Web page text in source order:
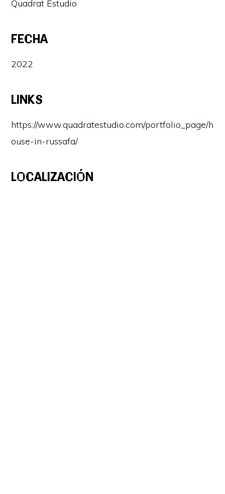
Quadrat Estudio
FECHA
2022
LINKS
https://www.quadratestudio.com/portfolio_page/h
ouse-in-russafa/
LOCALIZACIÓN